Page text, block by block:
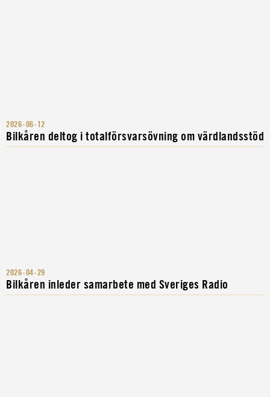
2026-06-12
Bilkåren deltog i totalförsvarsövning om värdlandsstöd
2026-04-29
Bilkåren inleder samarbete med Sveriges Radio